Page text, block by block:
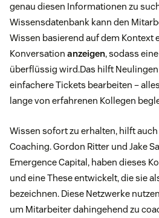
genau diesen Informationen zu
Wissensdatenbank kann den
Wissen basierend auf dem Kontext
Konversation anzeigen, sodass
überflüssig wird.Das hilft
einfachere Tickets bearbeiten –
lange von erfahrenen Kollegen
Wissen sofort zu erhalten, hilft
Coaching. Gordon Ritter und Jake
Emergence Capital, haben dieses
und eine These entwickelt, die sie
bezeichnen. Diese Netzwerke
um Mitarbeiter dahingehend zu